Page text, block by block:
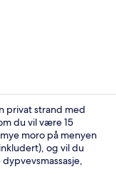
privat strand med
du vil være 15
moro på menyen
og vil du